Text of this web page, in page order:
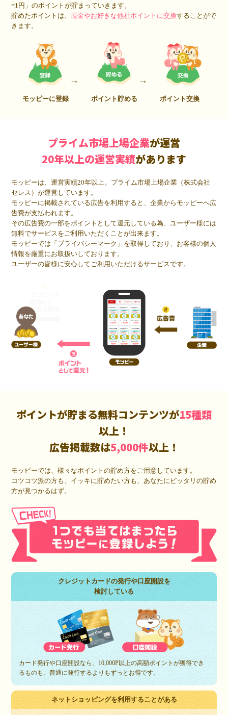
=1円」のポイントが貯まっていきます。
貯めたポイントは、現金やお好きな他社ポイントに交換することがで
きます。
モッピーに登録 ポイント貯める ポイント交換
プライム市場上場企業が運営
20年以上の運営実績があります
モッピーは、運営実績20年以上。プライム市場上場企業（株式会社
セレス）が運営しています。
モッピーに掲載されている広告を利用すると、企業からモッピーへ広
告費が支払われます。
その広告費の一部をポイントとして還元している為、ユーザー様には
無料でサービスをご利用いただくことが出来ます。
モッピーでは「プライバシーマーク」を取得しており、お客様の個人
情報を厳重にお取扱いしております。
ユーザーの皆様に安心してご利用いただけるサービスです。
ポイントが貯まる無料コンテンツが15種類
以上！
広告掲載数は5,000件以上！
モッピーでは、様々なポイントの貯め方をご用意しています。
コツコツ派の方も、イッキに貯めたい方も、あなたにピッタリの貯め
方が見つかるはず。
クレジットカードの発行や口座開設を
検討している
カード発行や口座開設なら、10,000P以上の高額ポイントが獲得でき
るものも。普通に発行するよりもずっとお得です。
ネットショッピングを利用することがある